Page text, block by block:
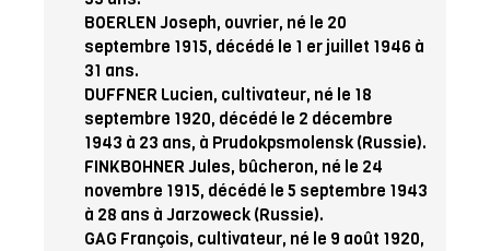
BOERLEN Joseph, ouvrier, né le 20
septembre 1915, décédé le 1 er juillet 1946 à
31 ans.
DUFFNER Lucien, cultivateur, né le 18
septembre 1920, décédé le 2 décembre
1943 à 23 ans, à Prudokpsmolensk (Russie).
FINKBOHNER Jules, bûcheron, né le 24
novembre 1915, décédé le 5 septembre 1943
à 28 ans à Jarzoweck (Russie).
GAG François, cultivateur, né le 9 août 1920,